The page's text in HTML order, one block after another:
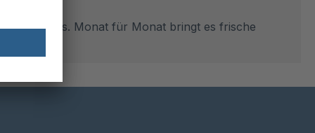
Genuss. Monat für Monat bringt es frische